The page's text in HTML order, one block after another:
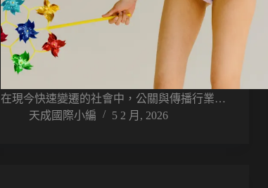
在現今快速變遷的社會中，公關與傳播行業…
天成國際小編
5 2 月, 2026